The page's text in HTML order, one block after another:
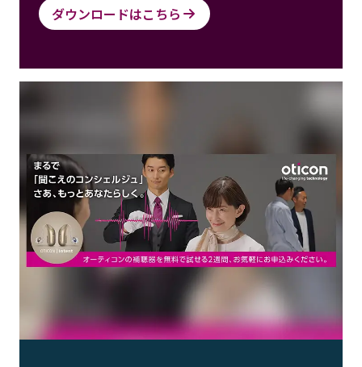
ダウンロードはこちら